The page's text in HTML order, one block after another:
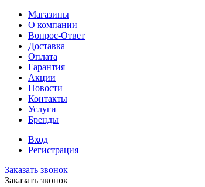
Магазины
О компании
Вопрос-Ответ
Доставка
Оплата
Гарантия
Акции
Новости
Контакты
Услуги
Бренды
Вход
Регистрация
Заказать звонок
Заказать звонок